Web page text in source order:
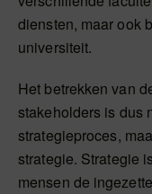
diensten, maar ook
universiteit.
Het betrekken van
stakeholders is dus
strategieproces,
strategie. Strategie
mensen de